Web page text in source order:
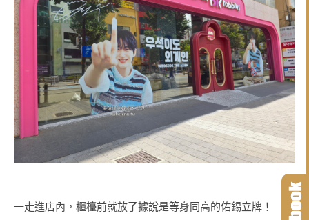
一走進店內，櫃檯前就放了據說是等身同高的佑錫立牌！